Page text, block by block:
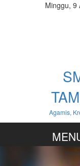
Minggu, 9
Agamis,